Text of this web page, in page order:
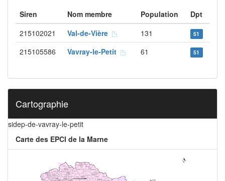
Siren Nom membre Population
Dpt
215102021
Val-de-Vière 131 51
215105586 Vavray-le-Petit 61 51
Cartographie
sidep-de-vavray-le-petit
Carte des EPCI de la Marne